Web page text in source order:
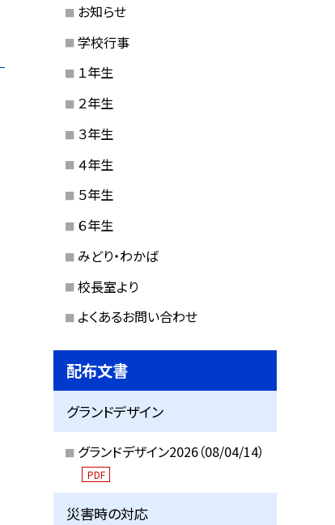
お知らせ
学校行事
１年生
２年生
３年生
４年生
５年生
６年生
みどり・わかば
校長室より
よくあるお問い合わせ
配布文書
グランドデザイン
グランドデザイン2026（08/04/14）
PDF
災害時の対応